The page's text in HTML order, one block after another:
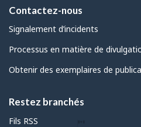
Contactez-nous
Signalement d’incidents
Processus en matière de
Obtenir des exemplaires de
Restez branchés
Fils RSS